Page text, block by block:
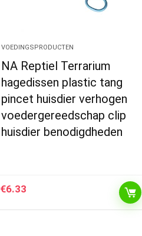
VOEDINGSPRODUCTEN
NA Reptiel Terrarium
hagedissen plastic tang
pincet huisdier verhogen
voedergereedschap clip
huisdier benodigdheden
€6.33